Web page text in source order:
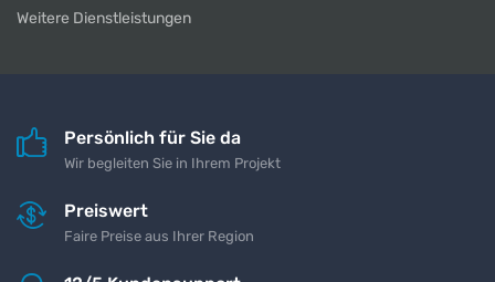
Weitere Dienstleistungen
Persönlich für Sie da
Wir begleiten Sie in Ihrem Projekt
Preiswert
Faire Preise aus Ihrer Region